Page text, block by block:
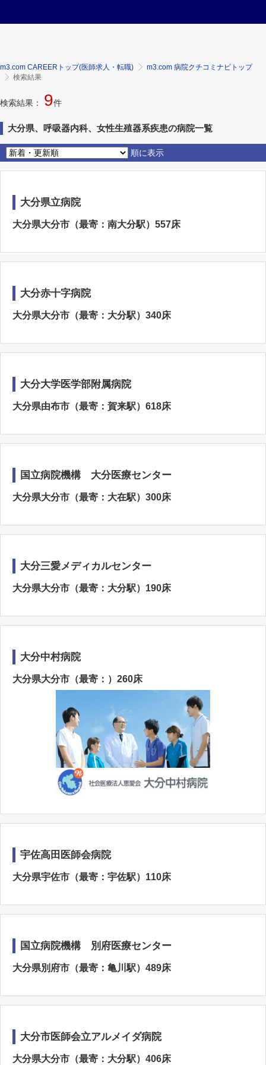
m3.com CAREERトップ(医師求人・転職)
m3.com 病院クチコミナビトップ
検索結果
検索結果： 9件
大分県、呼吸器内科、女性生殖器系疾患の病院一覧
順に表示
大分県立病院
大分県大分市（最寄：南大分駅）557床
大分赤十字病院
大分県大分市（最寄：大分駅）340床
大分大学医学部附属病院
大分県由布市（最寄：賀来駅）618床
国立病院機構 大分医療センター
大分県大分市（最寄：大在駅）300床
大分三愛メディカルセンター
大分県大分市（最寄：大分駅）190床
大分中村病院
大分県大分市（最寄：）260床
宇佐高田医師会病院
大分県宇佐市（最寄：宇佐駅）110床
国立病院機構 別府医療センター
大分県別府市（最寄：亀川駅）489床
大分市医師会立アルメイダ病院
大分県大分市（最寄：大分駅）406床